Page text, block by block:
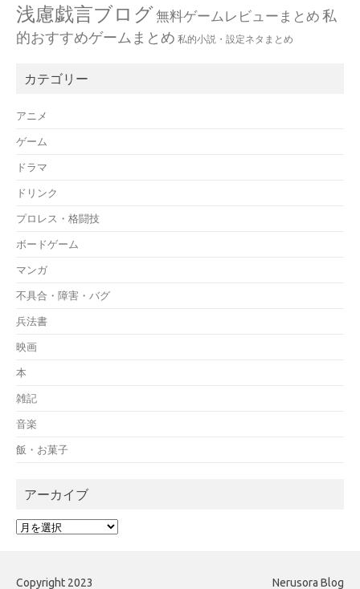
浅慮戯言ブログ無料ゲームレビューまとめ 私
的おすすめゲームまとめ 私的小説・設定ネタまとめ
カテゴリー
アニメ
ゲーム
ドラマ
ドリンク
プロレス・格闘技
ボードゲーム
マンガ
不具合・障害・バグ
兵法書
映画
本
雑記
音楽
飯・お菓子
アーカイブ
ア
Copyright 2023 Nerusora Blog